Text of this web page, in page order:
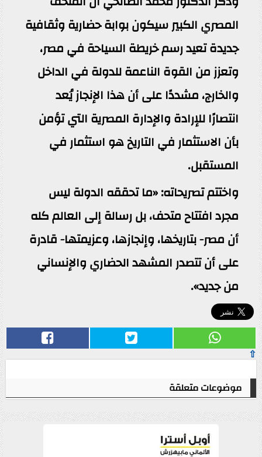
المصري الكبير سيكون بوابة حضارية وثقافية
جديدة تعيد رسم خريطة ‏السياحة في مصر،
وتعزز من القوة الناعمة للدولة في الداخل
والخارج، مشددًا على أن هذا الإنجاز يُعد
‏انتصارًا للإرادة والإدارة المصرية التي تؤمن
بأن الاستثمار في التاريخ هو استثمار في
المستقبل‎.‎
واختتم تصريحاته‎:‎‏ «ما تحققه الدولة ليس
مجرد افتتاح متحف، بل رسالة إلى العالم كله
أن مصر- ‏بتاريخها، وإنجازها، وعزيمتها- قادرة
على أن تتصدر المشهد الحضاري والإنساني
من جديد».‏
⇧
موضوعات متعلقة